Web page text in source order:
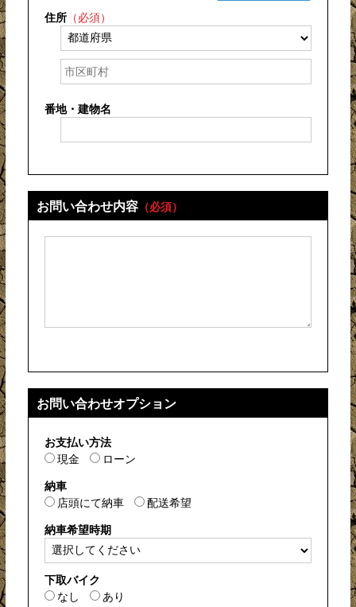
住所（必須）
番地・建物名
お問い合わせ内容（必須）
お問い合わせオプション
お支払い方法
現金
ローン
納車
店頭にて納車
配送希望
納車希望時期
下取バイク
なし
あり